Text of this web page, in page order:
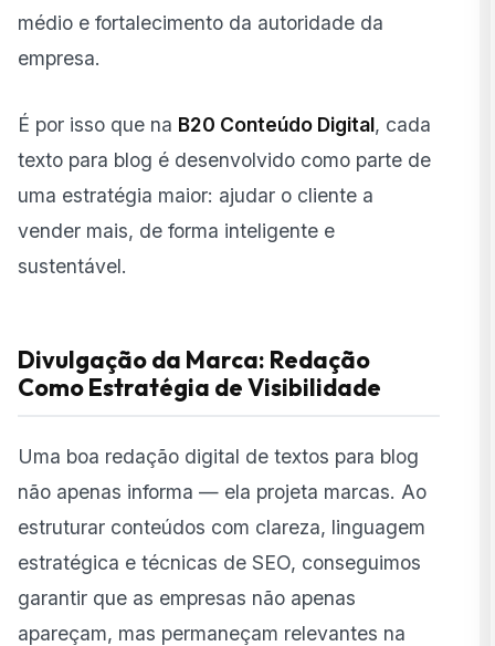
médio e fortalecimento da autoridade da
empresa.
É por isso que na B20 Conteúdo Digital, cada
texto para blog é desenvolvido como parte de
uma estratégia maior: ajudar o cliente a
vender mais, de forma inteligente e
sustentável.
Divulgação da Marca: Redação
Como Estratégia de Visibilidade
Uma boa redação digital de textos para blog
não apenas informa — ela projeta marcas. Ao
estruturar conteúdos com clareza, linguagem
estratégica e técnicas de SEO, conseguimos
garantir que as empresas não apenas
apareçam, mas permaneçam relevantes na